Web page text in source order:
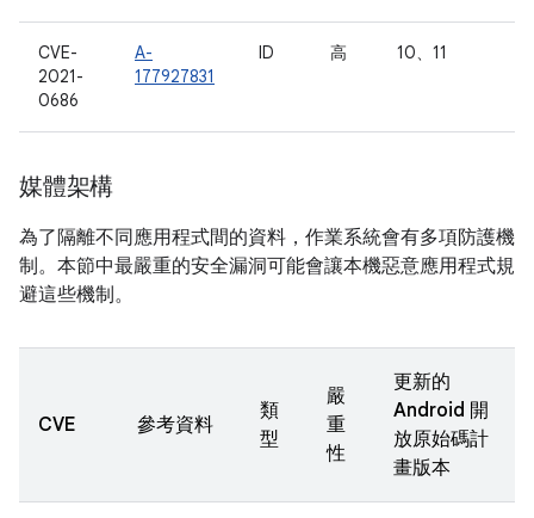
CVE-
2021-
0686
A-
177927831
ID 高 10、11
媒體架構
為了隔離不同應用程式間的資料，作業系統會有多項防護機
制。本節中最嚴重的安全漏洞可能會讓本機惡意應用程式規
避這些機制。
CVE 參考資料
類
型
嚴
重
性
更新的
Android 開
放原始碼計
畫版本